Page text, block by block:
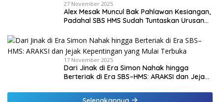
27 November 2025
Alex Mesak Muncul Bak Pahlawan Kesiangan,
Padahal SBS HMS Sudah Tuntaskan Urusan
17 November 2025
Dari Jinak di Era Simon Nahak hingga
Berteriak di Era SBS–HMS: ARAKSI dan Jejak